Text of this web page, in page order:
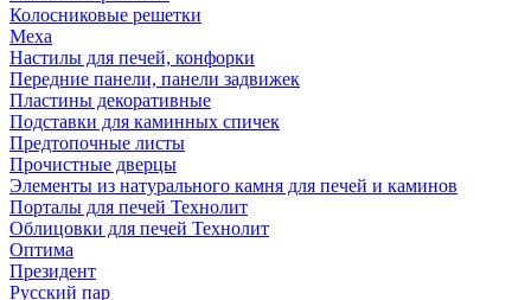
Колосниковые решетки
Меха
Настилы для печей, конфорки
Передние панели, панели задвижек
Пластины декоративные
Подставки для каминных спичек
Предтопочные листы
Прочистные дверцы
Элементы из натурального камня для печей и каминов
Порталы для печей Технолит
Облицовки для печей Технолит
Оптима
Президент
Русский пар